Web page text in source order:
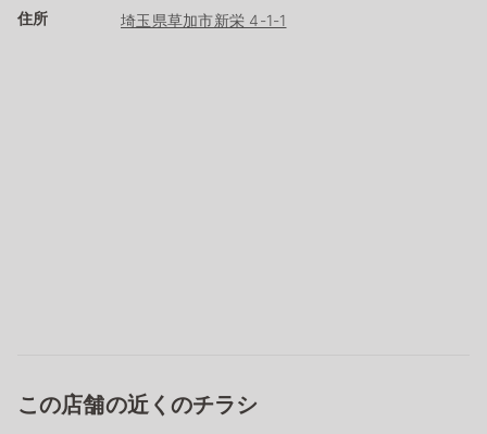
住所 埼玉県草加市新栄 4-1-1
この店舗の近くのチラシ